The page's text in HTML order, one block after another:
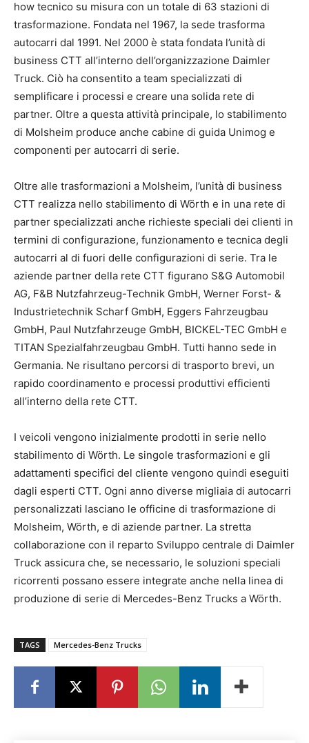
how tecnico su misura con un totale di 63 stazioni di
trasformazione. Fondata nel 1967, la sede trasforma
autocarri dal 1991. Nel 2000 è stata fondata l’unità di
business CTT all’interno dell’organizzazione Daimler
Truck. Ciò ha consentito a team specializzati di
semplificare i processi e creare una solida rete di
partner. Oltre a questa attività principale, lo stabilimento
di Molsheim produce anche cabine di guida Unimog e
componenti per autocarri di serie.
Oltre alle trasformazioni a Molsheim, l’unità di business
CTT realizza nello stabilimento di Wörth e in una rete di
partner specializzati anche richieste speciali dei clienti in
termini di configurazione, funzionamento e tecnica degli
autocarri al di fuori delle configurazioni di serie. Tra le
aziende partner della rete CTT figurano S&G Automobil
AG, F&B Nutzfahrzeug-Technik GmbH, Werner Forst- &
Industrietechnik Scharf GmbH, Eggers Fahrzeugbau
GmbH, Paul Nutzfahrzeuge GmbH, BICKEL-TEC GmbH e
TITAN Spezialfahrzeugbau GmbH. Tutti hanno sede in
Germania. Ne risultano percorsi di trasporto brevi, un
rapido coordinamento e processi produttivi efficienti
all’interno della rete CTT.
I veicoli vengono inizialmente prodotti in serie nello
stabilimento di Wörth. Le singole trasformazioni e gli
adattamenti specifici del cliente vengono quindi eseguiti
dagli esperti CTT. Ogni anno diverse migliaia di autocarri
personalizzati lasciano le officine di trasformazione di
Molsheim, Wörth, e di aziende partner. La stretta
collaborazione con il reparto Sviluppo centrale di Daimler
Truck assicura che, se necessario, le soluzioni speciali
ricorrenti possano essere integrate anche nella linea di
produzione di serie di Mercedes-Benz Trucks a Wörth.
TAGS Mercedes-Benz Trucks